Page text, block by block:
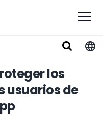
los
usuarios de